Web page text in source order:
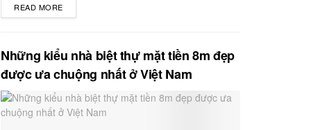
READ MORE
Những kiểu nhà biệt thự mặt tiền 8m đẹp
được ưa chuộng nhất ở Việt Nam